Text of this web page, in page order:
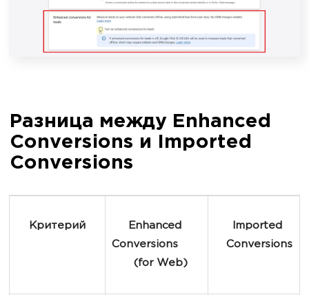
Разница между Enhanced
Conversions и Imported
Conversions
Критерий
Enhanced
Conversions
(for Web)
Imported
Conversions